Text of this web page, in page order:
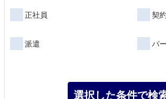
正社員 契
派遣 パ